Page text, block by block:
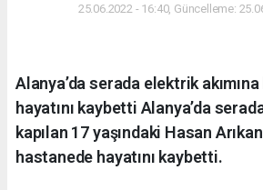
25.06.2022 - 16:40, Güncelleme:
Alanya’da serada elektrik
hayatını kaybetti Alanya’da
kapılan 17 yaşındaki Hasan
hastanede hayatını kaybetti.